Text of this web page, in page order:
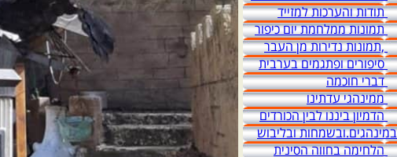
תודות והערכות למזייד
תמונות ממלחמת יום כיפור
,תמונות נדירות מן העבר
סיפורים ופתגמים בערבית
דברי חוכמה
ממינהגי עדתינו
הדמיון ביננו לבין הכורדים
במינהגים.ובשמחות ובליבוש
הלחימה בחווה הסינית